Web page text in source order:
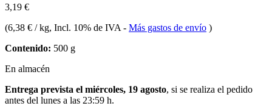
3,19 €
(6,38 € / kg, Incl. 10% de IVA - Más gastos de envío )
Contenido: 500 g
En almacén
Entrega prevista el miércoles, 19 agosto, si se realiza el pedido
antes del lunes a las 23:59 h.